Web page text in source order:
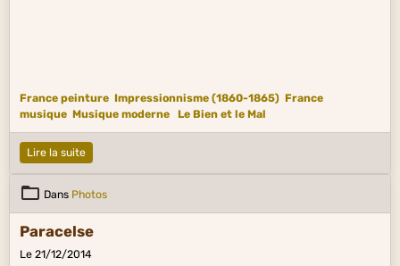
France peinture Impressionnisme (1860-1865) France
musique Musique moderne Le Bien et le Mal
Lire la suite
Dans Photos
Paracelse
Le 21/12/2014